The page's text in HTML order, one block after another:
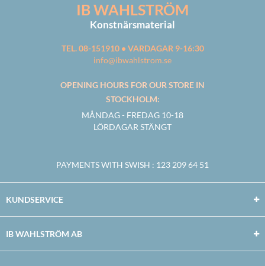
IB WAHLSTRÖM
Konstnärsmaterial
TEL. 08-151910 • VARDAGAR 9-16:30
info@ibwahlstrom.se
OPENING HOURS FOR OUR STORE IN
STOCKHOLM:
MÅNDAG - FREDAG 10-18
LÖRDAGAR STÄNGT
PAYMENTS WITH SWISH : 123 209 64 51
KUNDSERVICE
IB WAHLSTRÖM AB